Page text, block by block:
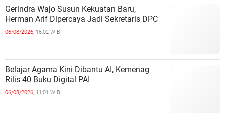
Gerindra Wajo Susun Kekuatan Baru,
Herman Arif Dipercaya Jadi Sekretaris DPC
06/08/2026, 16:02 WIB
Belajar Agama Kini Dibantu AI, Kemenag
Rilis 40 Buku Digital PAI
06/08/2026, 11:01 WIB